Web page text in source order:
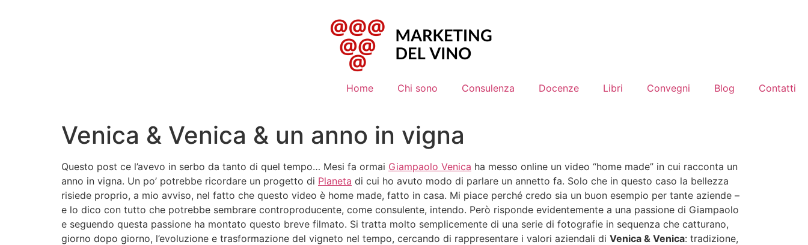
Home Chi sono Consulenza Docenze Libri Convegni Blog Contatti
Venica & Venica & un anno in vigna
Questo post ce l’avevo in serbo da tanto di quel tempo… Mesi fa ormai Giampaolo Venica ha messo online un video “home made” in cui racconta un
anno in vigna. Un po’ potrebbe ricordare un progetto di Planeta di cui ho avuto modo di parlare un annetto fa. Solo che in questo caso la bellezza
risiede proprio, a mio avviso, nel fatto che questo video è home made, fatto in casa. Mi piace perché credo sia un buon esempio per tante aziende –
e lo dico con tutto che potrebbe sembrare controproducente, come consulente, intendo. Però risponde evidentemente a una passione di Giampaolo
e seguendo questa passione ha montato questo breve filmato. Si tratta molto semplicemente di una serie di fotografie in sequenza che catturano,
giorno dopo giorno, l’evoluzione e trasformazione del vigneto nel tempo, cercando di rappresentare i valori aziendali di Venica & Venica: tradizione,